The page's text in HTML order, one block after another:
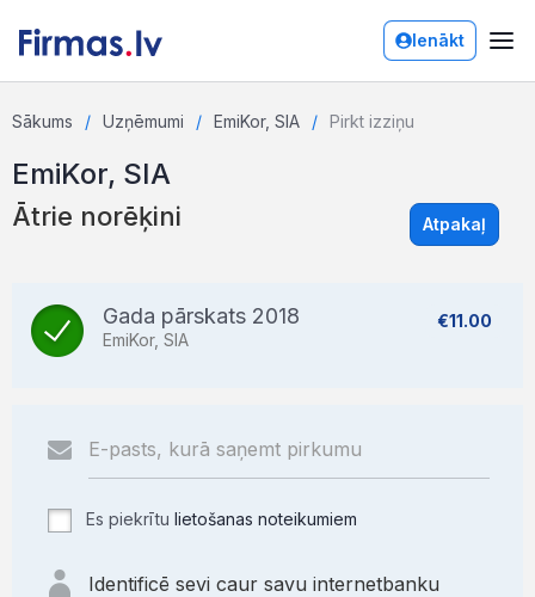
Ienākt
Sākums Uzņēmumi EmiKor, SIA Pirkt izziņu
EmiKor, SIA
Ātrie norēķini Atpakaļ
Gada pārskats 2018
EmiKor, SIA
€11.00
Es piekrītu lietošanas noteikumiem
Identificē sevi caur savu internetbanku